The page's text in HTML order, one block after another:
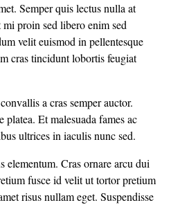
Semper quis lectus nulla at
proin sed libero enim sed
velit euismod in pellentesque
cras tincidunt lobortis feugiat
a cras semper auctor.
Et malesuada fames ac
ultrices in iaculis nunc sed.
elementum. Cras ornare arcu dui
fusce id velit ut tortor pretium
risus nullam eget. Suspendisse